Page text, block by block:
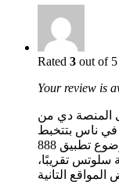
Rated 3 out of 5
Your review is
المنصة دي من
في ناس بتتخبط
عن موضوع تطبيق 888starz. اللي عجبني من البداية إن عدد
قريب من أكتر من 2500 لعبة سلوتس تقريبًا،